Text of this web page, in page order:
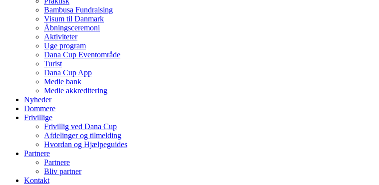
Bambusa Fundraising
Visum til Danmark
Åbningsceremoni
Aktiviteter
Uge program
Dana Cup Eventområde
Turist
Dana Cup App
Medie bank
Medie akkreditering
Nyheder
Dommere
Frivillige
Frivillig ved Dana Cup
Afdelinger og tilmelding
Hvordan og Hjælpeguides
Partnere
Partnere
Bliv partner
Kontakt